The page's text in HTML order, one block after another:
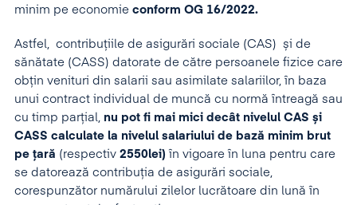
minim pe economie conform OG 16/2022.
Astfel, contribuțiile de asigurări sociale (CAS) și de
sănătate (CASS) datorate de către persoanele fizice care
obțin venituri din salarii sau asimilate salariilor, în baza
unui contract individual de muncă cu normă întreagă sau
cu timp parțial, nu pot fi mai mici decât nivelul CAS și
CASS calculate la nivelul salariului de bază minim brut
pe țară (respectiv 2550lei) în vigoare în luna pentru care
se datorează contribuția de asigurări sociale,
corespunzător numărului zilelor lucrătoare din lună în